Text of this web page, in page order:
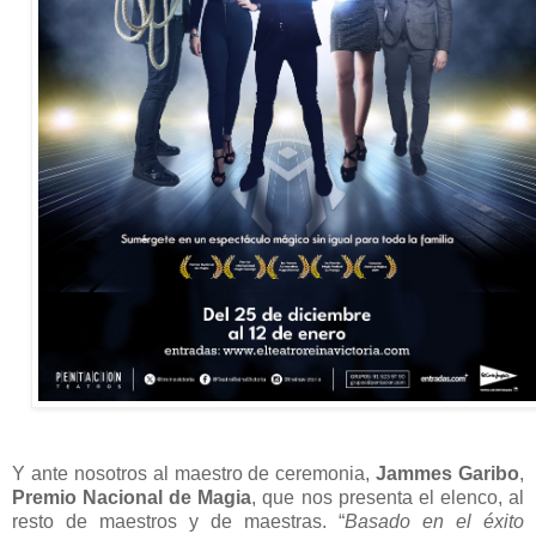
Y ante nosotros al maestro de ceremonia,Jammes Garibo,
Premio Nacional de Magia, que nos presenta el elenco, al
resto de maestros y de maestras. “Basado en el éxito